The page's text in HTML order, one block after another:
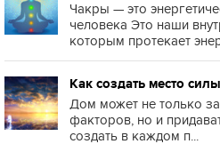
Чакры — это
человека Это наши
которым протекает
Как создать место
Дом может не только
факторов, но и
создать в каждом п...